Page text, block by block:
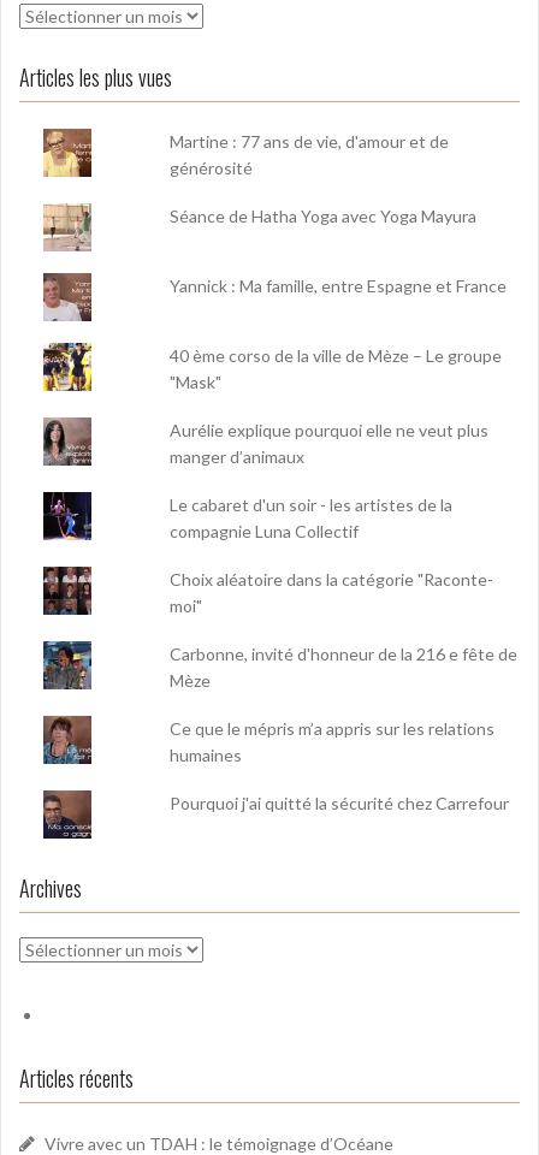
Archives
Articles les plus vues
Martine : 77 ans de vie, d'amour et de
générosité
Séance de Hatha Yoga avec Yoga Mayura
Yannick : Ma famille, entre Espagne et France
40 ème corso de la ville de Mèze – Le groupe
"Mask"
Aurélie explique pourquoi elle ne veut plus
manger d’animaux
Le cabaret d'un soir - les artistes de la
compagnie Luna Collectif
Choix aléatoire dans la catégorie "Raconte-
moi"
Carbonne, invité d'honneur de la 216 e fête de
Mèze
Ce que le mépris m’a appris sur les relations
humaines
Pourquoi j'ai quitté la sécurité chez Carrefour
Archives
Archives
Articles récents
Vivre avec un TDAH : le témoignage d’Océane